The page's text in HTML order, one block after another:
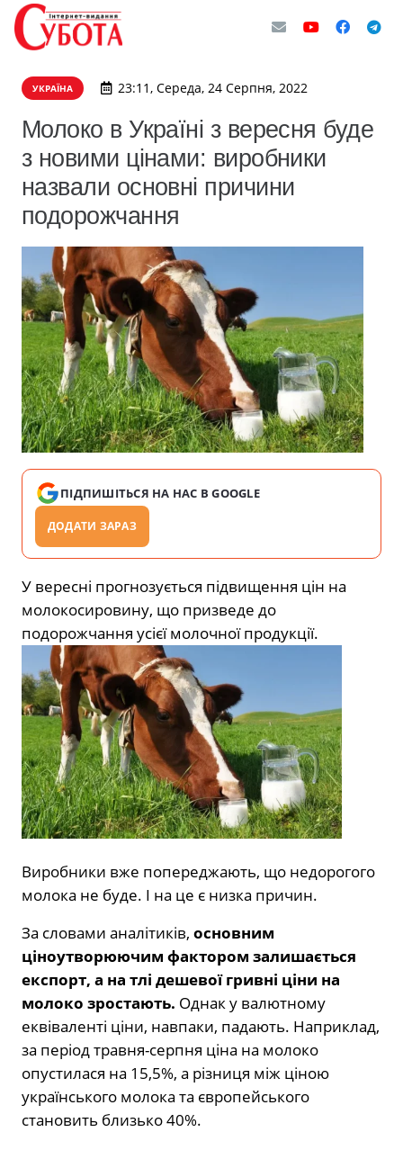
УКРАЇНА 23:11, Середа, 24 Серпня, 2022
Молоко в Україні з вересня буде
з новими цінами: виробники
назвали основні причини
подорожчання
ПІДПИШІТЬСЯ НА НАС В GOOGLE
ДОДАТИ ЗАРАЗ
У вересні прогнозується підвищення цін на
молокосировину, що призведе до
подорожчання усієї молочної продукції.
Виробники вже попереджають, що недорогого
молока не буде. І на це є низка причин.
За словами аналітиків, основним
ціноутворюючим фактором залишається
експорт, а на тлі дешевої гривні ціни на
молоко зростають. Однак у валютному
еквіваленті ціни, навпаки, падають. Наприклад,
за період травня-серпня ціна на молоко
опустилася на 15,5%, а різниця між ціною
українського молока та європейського
становить близько 40%.